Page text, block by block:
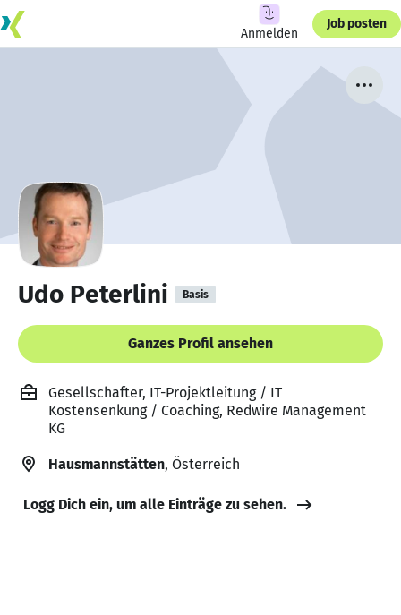
Anmelden
Job posten
Udo Peterlini Basis
Ganzes Profil ansehen
Gesellschafter, IT-Projektleitung / IT
Kostensenkung / Coaching, Redwire Management
KG
Hausmannstätten, Österreich
Logg Dich ein, um alle Einträge zu sehen.